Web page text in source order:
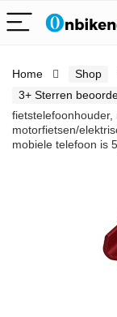
Home Shop
3+ Sterren
motorfietsen/
mobiele telefoon is